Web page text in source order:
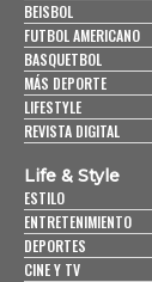
BEISBOL
FUTBOL AMERICANO
BASQUETBOL
MÁS DEPORTE
LIFESTYLE
REVISTA DIGITAL
Life & Style
ESTILO
ENTRETENIMIENTO
DEPORTES
CINE Y TV